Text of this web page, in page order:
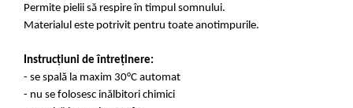
Permite pielii să respire în timpul somnului.
Materialul este potrivit pentru toate anotimpurile.
Instrucțiuni de întreținere:
- se spală la maxim 30°C automat
- nu se folosesc inălbitori chimici